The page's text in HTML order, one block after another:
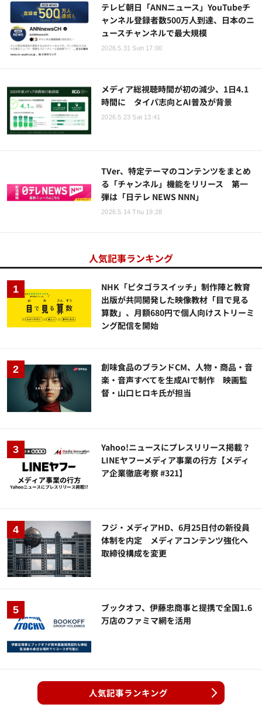
テレビ朝日「ANNニュース」YouTubeチ
ャンネル登録者数500万人到達、日本のニ
ュースチャンネルで最大規模
2026.5.31 Sun 17:00
メディア総視聴時間が初の減少、1日4.1
時間に タイパ志向とAI普及が背景
2026.5.23 Sat 13:41
TVer、特定テーマのコンテンツをまとめ
る「チャンネル」機能をリリース 第一
弾は「日テレ NEWS NNN」
2026.5.14 Thu 19:28
人気記事ランキング
NHK「ピタゴラスイッチ」制作陣と教育
出版が共同開発した映像教材「目で見る
算数」、月額680円で個人向けストリーミ
ング配信を開始
創味食品のブランドCM、人物・商品・音
楽・音声すべてを生成AIで制作 映画監
督・山口ヒロキ氏が担当
Yahoo!ニュースにプレスリリース掲載？
LINEヤフーメディア事業の行方【メディ
ア企業徹底考察 #321】
フジ・メディアHD、6月25日付の新役員
体制を内定 メディアコンテンツ強化へ
取締役構成を変更
ブックオフ、伊藤忠商事と提携で全国1.6
万店のファミマ網を活用
人気記事ランキング